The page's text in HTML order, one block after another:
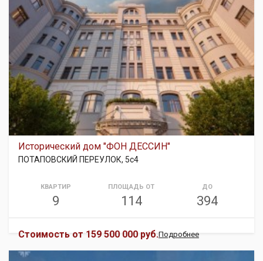
Исторический дом "ФОН ДЕССИН"
ПОТАПОВСКИЙ ПЕРЕУЛОК, 5с4
КВАРТИР
9
ПЛОЩАДЬ ОТ
114
ДО
394
Стоимость от 159 500 000 руб.Подробнее